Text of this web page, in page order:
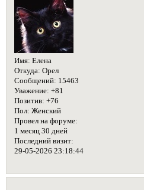
Имя: Елена
Откуда: Орел
Сообщений: 15463
Уважение: +81
Позитив: +76
Пол: Женский
Провел на форуме:
1 месяц 30 дней
Последний визит:
29-05-2026 23:18:44